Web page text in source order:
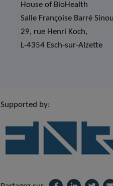
House of BioHealth
Salle Françoise Barré
29, rue Henri Koch,
L-4354 Esch-sur-Alzette
Supported by: